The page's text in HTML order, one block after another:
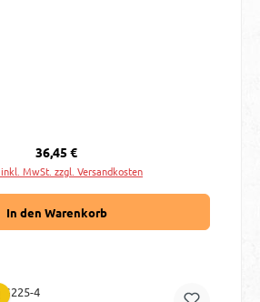
Regulärer Preis:
36,45 €
MwSt. zzgl. Versandkosten
In den Warenkorb